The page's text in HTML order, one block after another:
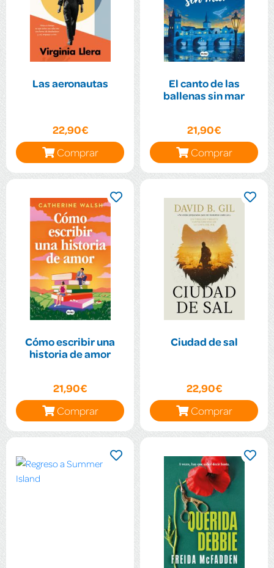
Las aeronautas
22,90€
Comprar
El canto de las
ballenas sin mar
21,90€
Comprar
Cómo escribir una
historia de amor
21,90€
Comprar
Ciudad de sal
22,90€
Comprar